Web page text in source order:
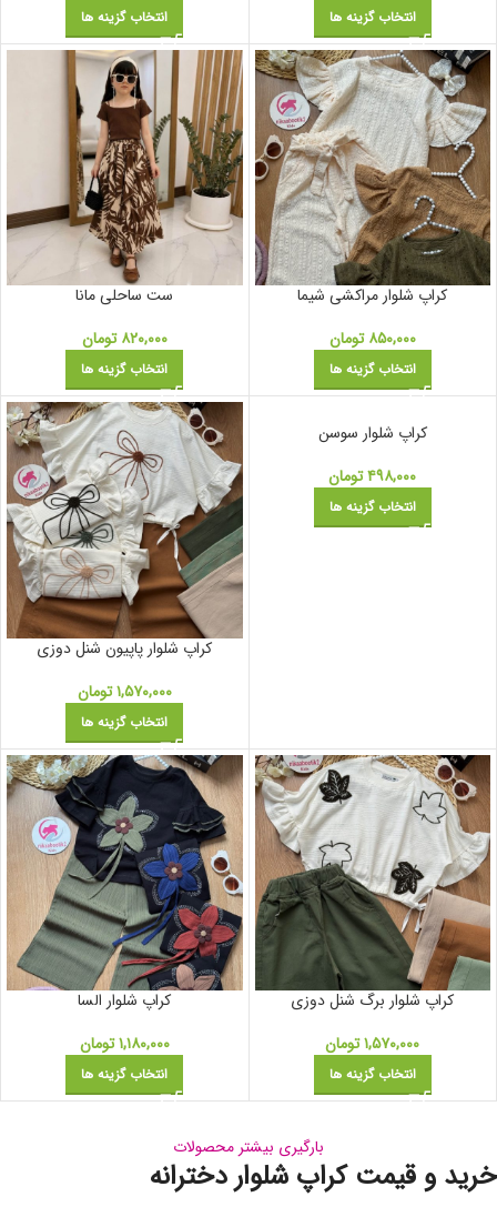
انتخاب گزینه ها انتخاب گزینه ها
کراپ شلوار مراکشی شیما
۸۵۰,۰۰۰ تومان
انتخاب گزینه ها
ست ساحلی مانا
۸۲۰,۰۰۰ تومان
انتخاب گزینه ها
کراپ شلوار سوسن
۴۹۸,۰۰۰تومان
انتخاب گزینه ها
کراپ شلوار پاپیون شنل دوزی
۱,۵۷۰,۰۰۰تومان
انتخاب گزینه ها
کراپ شلوار برگ شنل دوزی
۱,۵۷۰,۰۰۰تومان
انتخاب گزینه ها
کراپ شلوار السا
۱,۱۸۰,۰۰۰تومان
انتخاب گزینه ها
بارگیری بیشتر محصولات
خرید و قیمت کراپ شلوار دخترانه